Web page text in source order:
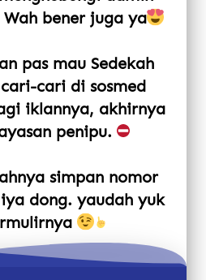
bener juga ya
pas mau Sedekah
cari di sosmed
iklannya, akhirnya
penipu.
simpan nomor
dong. yaudah yuk